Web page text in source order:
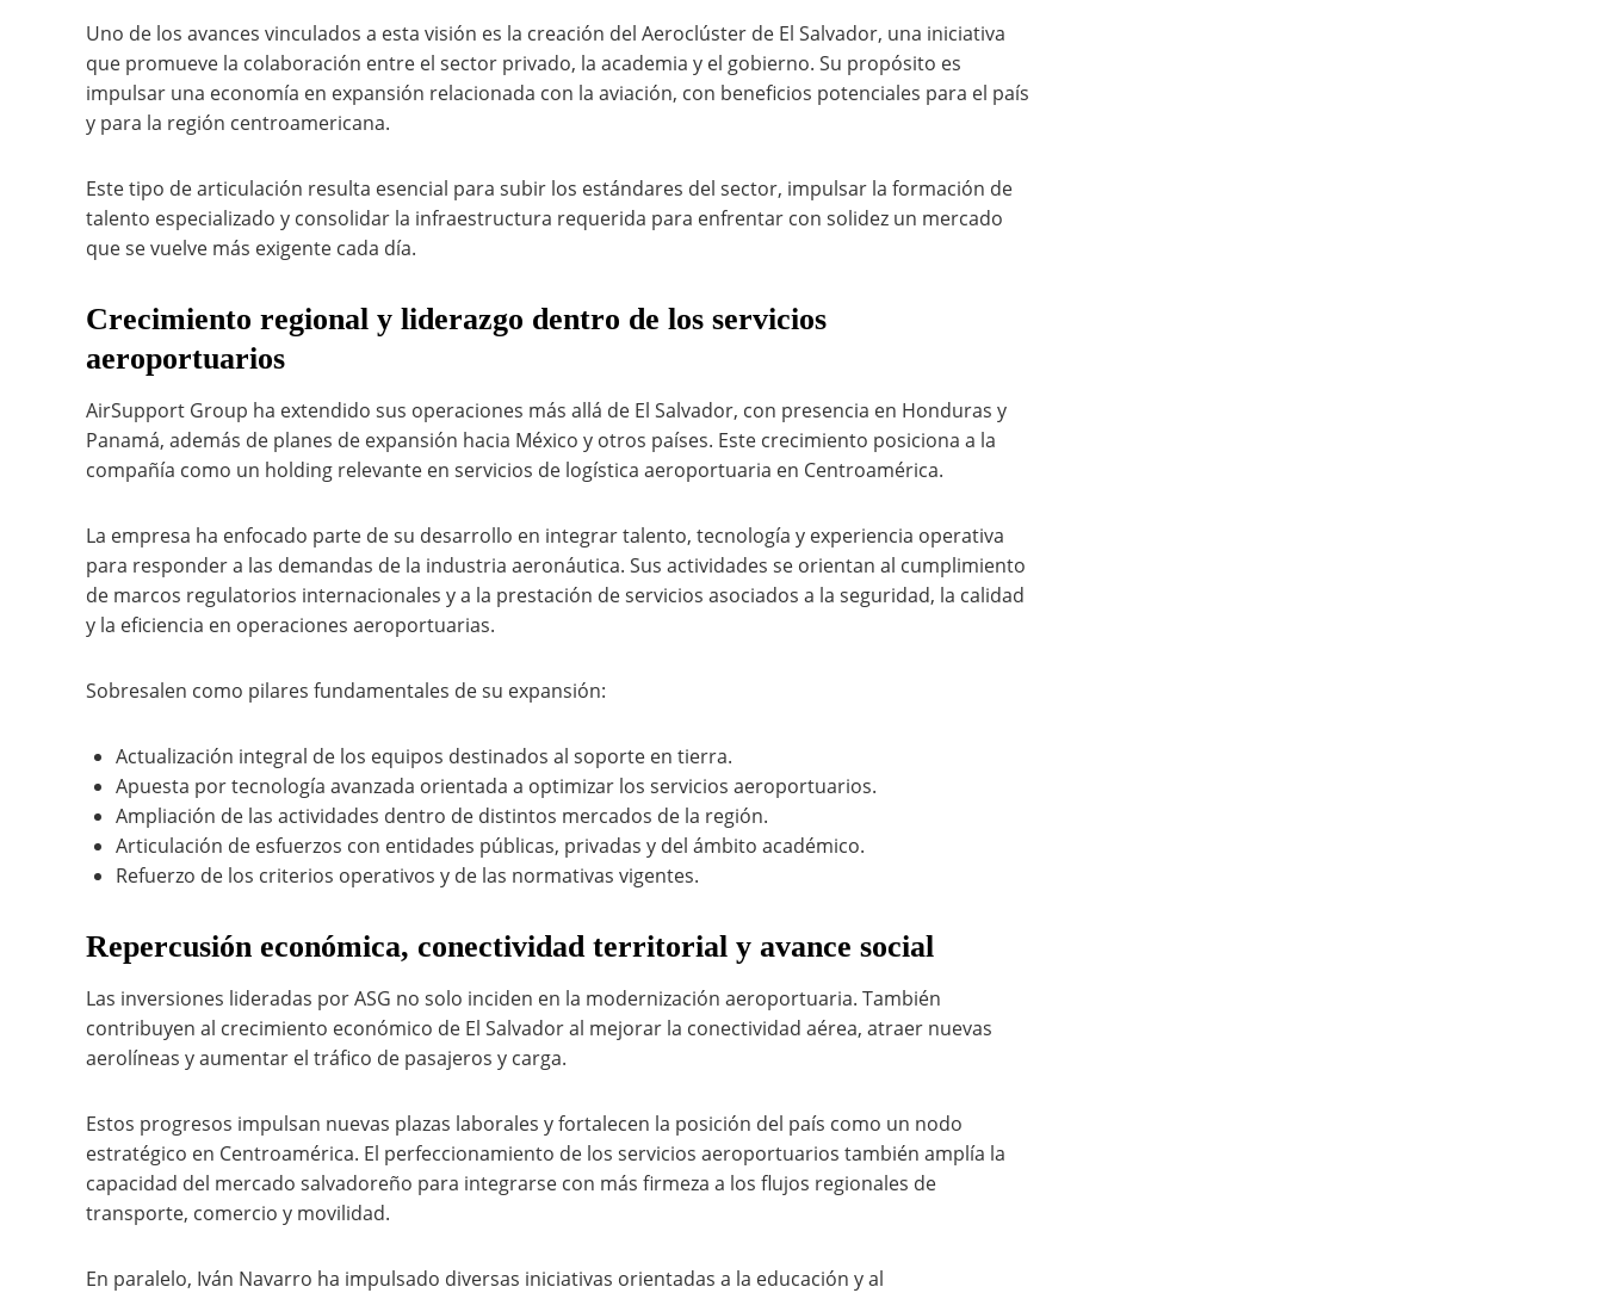
Uno de los avances vinculados a esta visión es la creación del Aeroclúster de El Salvador, una iniciativa
que promueve la colaboración entre el sector privado, la academia y el gobierno. Su propósito es
impulsar una economía en expansión relacionada con la aviación, con beneficios potenciales para el país
y para la región centroamericana.
Este tipo de articulación resulta esencial para subir los estándares del sector, impulsar la formación de
talento especializado y consolidar la infraestructura requerida para enfrentar con solidez un mercado
que se vuelve más exigente cada día.
Crecimiento regional y liderazgo dentro de los servicios
aeroportuarios
AirSupport Group ha extendido sus operaciones más allá de El Salvador, con presencia en Honduras y
Panamá, además de planes de expansión hacia México y otros países. Este crecimiento posiciona a la
compañía como un holding relevante en servicios de logística aeroportuaria en Centroamérica.
La empresa ha enfocado parte de su desarrollo en integrar talento, tecnología y experiencia operativa
para responder a las demandas de la industria aeronáutica. Sus actividades se orientan al cumplimiento
de marcos regulatorios internacionales y a la prestación de servicios asociados a la seguridad, la calidad
y la eficiencia en operaciones aeroportuarias.
Sobresalen como pilares fundamentales de su expansión:
Actualización integral de los equipos destinados al soporte en tierra.
Apuesta por tecnología avanzada orientada a optimizar los servicios aeroportuarios.
Ampliación de las actividades dentro de distintos mercados de la región.
Articulación de esfuerzos con entidades públicas, privadas y del ámbito académico.
Refuerzo de los criterios operativos y de las normativas vigentes.
Repercusión económica, conectividad territorial y avance social
Las inversiones lideradas por ASG no solo inciden en la modernización aeroportuaria. También
contribuyen al crecimiento económico de El Salvador al mejorar la conectividad aérea, atraer nuevas
aerolíneas y aumentar el tráfico de pasajeros y carga.
Estos progresos impulsan nuevas plazas laborales y fortalecen la posición del país como un nodo
estratégico en Centroamérica. El perfeccionamiento de los servicios aeroportuarios también amplía la
capacidad del mercado salvadoreño para integrarse con más firmeza a los flujos regionales de
transporte, comercio y movilidad.
En paralelo, Iván Navarro ha impulsado diversas iniciativas orientadas a la educación y al